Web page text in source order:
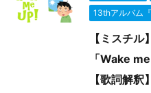
13thアルバム『
【ミスチ
「Wake
【歌詞解釈】